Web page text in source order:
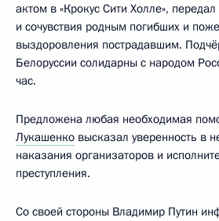
актом в «Крокус Сити Холле»,
и сочувствия родным погибших и
выздоровления пострадавшим.
Белоруссии солидарны с народом
час.
Предложена любая необходимая
Лукашенко высказал уверенность в
наказания организаторов и
преступления.
Со своей стороны Владимир Путин